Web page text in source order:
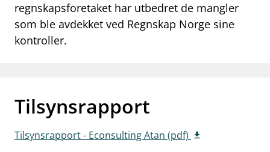
notifications_noneAbonner på nyhetsvarsel
regnskapsforetaket har utbedret de mangler
som ble avdekket ved Regnskap Norge sine
kontroller.
Tilsynsrapport
Tilsynsrapport - Econsulting Atan (pdf)